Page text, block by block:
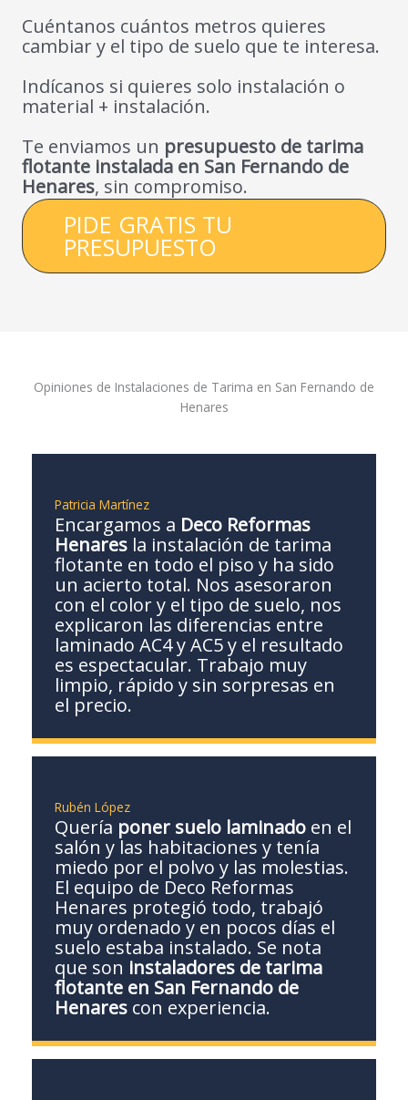
Cuéntanos cuántos metros quieres
cambiar y el tipo de suelo que te interesa.
Indícanos si quieres solo instalación o
material + instalación.
Te enviamos un presupuesto de tarima
flotante instalada en San Fernando de
Henares, sin compromiso.
PIDE GRATIS TU
PRESUPUESTO
Opiniones de Instalaciones de Tarima en San Fernando de
Henares
Patricia Martínez
Encargamos a Deco Reformas
Henares la instalación de tarima
flotante en todo el piso y ha sido
un acierto total. Nos asesoraron
con el color y el tipo de suelo, nos
explicaron las diferencias entre
laminado AC4 y AC5 y el resultado
es espectacular. Trabajo muy
limpio, rápido y sin sorpresas en
el precio.
Rubén López
Quería poner suelo laminado en el
salón y las habitaciones y tenía
miedo por el polvo y las molestias.
El equipo de Deco Reformas
Henares protegió todo, trabajó
muy ordenado y en pocos días el
suelo estaba instalado. Se nota
que son instaladores de tarima
flotante en San Fernando de
Henares con experiencia.